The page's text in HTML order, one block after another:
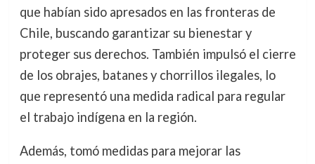
que habían sido apresados en las fronteras de
Chile, buscando garantizar su bienestar y
proteger sus derechos. También impulsó el cierre
de los obrajes, batanes y chorrillos ilegales, lo
que representó una medida radical para regular
el trabajo indígena en la región.
Además, tomó medidas para mejorar las